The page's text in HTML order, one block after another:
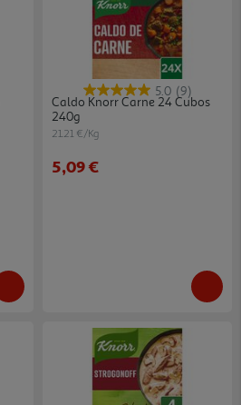
5.0 (9)
Caldo Knorr Carne 24 Cubos
240g
21.21 €/Kg
5,09 €